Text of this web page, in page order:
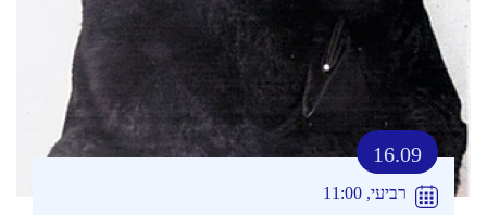
16.09
רביעי, 11:00